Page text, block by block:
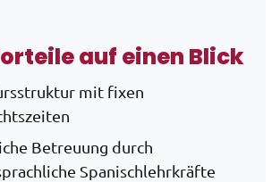
auf einen Blick
mit fixen
Betreuung durch
Spanischlehrkräfte